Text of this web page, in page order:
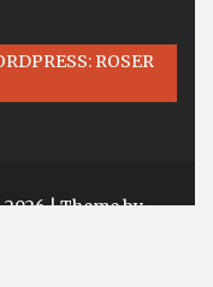
ROSER
2026| Theme by